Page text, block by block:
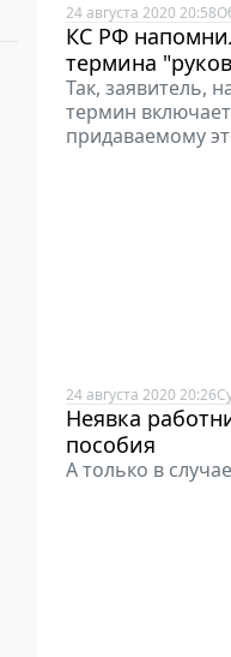
24 августа 2020 20:58
КС РФ
термина
Так, заявитель,
термин
придаваемому
24 августа 2020 20:26
Неявка
пособия
А только в